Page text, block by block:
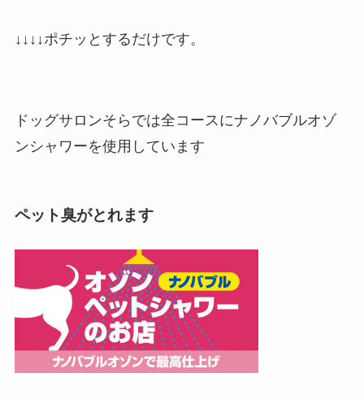
↓↓↓↓ポチッとするだけです。
ドッグサロンそらでは全コースにナノバブルオゾ
ンシャワーを使用しています
ペット臭がとれます